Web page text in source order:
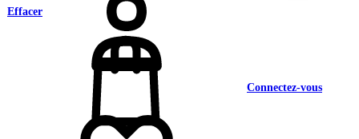
Connectez-vous
Effacer